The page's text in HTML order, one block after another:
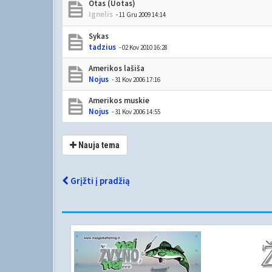
Otas (Uotas)
Ignelis - 11 Gru 2009 14:14
Sykas
tadzius - 02 Kov 2010 16:28
Amerikos lašiša
Nojus - 31 Kov 2006 17:16
Amerikos muskie
Nojus - 31 Kov 2006 14:55
Nauja tema
Grįžti į pradžią